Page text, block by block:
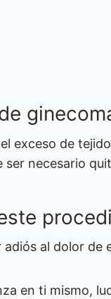
exceso de
ser necesario
al dolor de
en ti mismo,